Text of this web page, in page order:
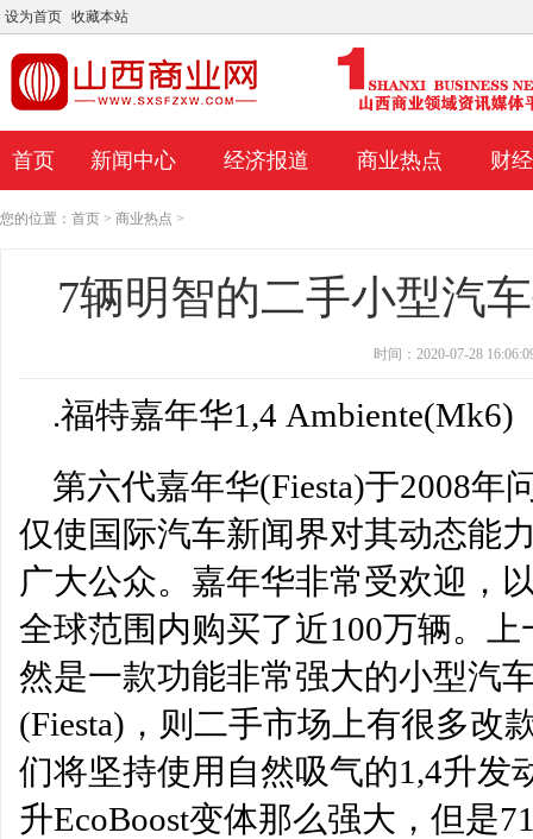
设为首页 收藏本站
首页 新闻中心 经济报道 商业热点 财
您的位置： 首页 > 商业热点 >
7辆明智的二手小型汽
时间：2020-07-28
.福特嘉年华1,4 Ambiente(Mk6)
第六代嘉年华(Fiesta)于2008年
仅使国际汽车新闻界对其动态能
广大公众。嘉年华非常受欢迎，
全球范围内购买了近100万辆。
然是一款功能非常强大的小型汽
(Fiesta)，则二手市场上有很多改
们将坚持使用自然吸气的1,4升发
升EcoBoost变体那么强大，但是
在经纪报告中挖掘;告诉投资者使用智
和致辞
Kotak Mutualfund的
Midcap Stocks过热，搬